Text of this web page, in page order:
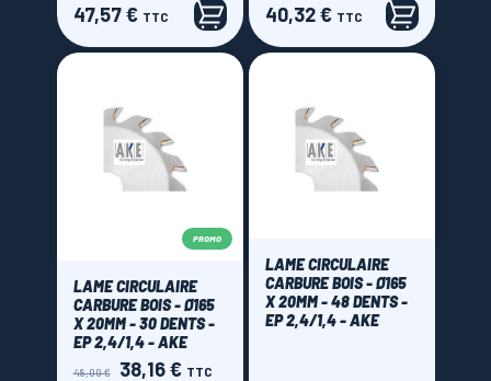
Prix
47,57 € TTC Prix
40,32 € TTC
PROMO
LAME CIRCULAIRE
CARBURE BOIS - Ø165
X 20MM - 30 DENTS -
EP 2,4/1,4 - AKE
Prix
48,00 € Prix
38,16 € TTC
LAME CIRCULAIRE
CARBURE BOIS - Ø165
X 20MM - 48 DENTS -
EP 2,4/1,4 - AKE